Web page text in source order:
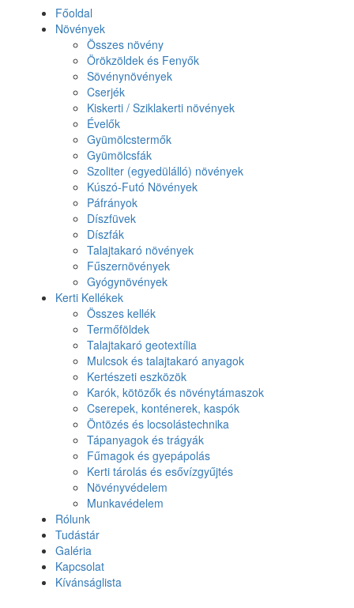
Főoldal
Növények
Összes növény
Örökzöldek és Fenyők
Sövénynövények
Cserjék
Kiskerti / Sziklakerti növények
Évelők
Gyümölcstermők
Gyümölcsfák
Szoliter (egyedülálló) növények
Kúszó-Futó Növények
Páfrányok
Díszfüvek
Díszfák
Talajtakaró növények
Fűszernövények
Gyógynövények
Kerti Kellékek
Összes kellék
Termőföldek
Talajtakaró geotextília
Mulcsok és talajtakaró anyagok
Kertészeti eszközök
Karók, kötözők és növénytámaszok
Cserepek, konténerek, kaspók
Öntözés és locsolástechnika
Tápanyagok és trágyák
Fűmagok és gyepápolás
Kerti tárolás és esővízgyűjtés
Növényvédelem
Munkavédelem
Rólunk
Tudástár
Galéria
Kapcsolat
Kívánságlista